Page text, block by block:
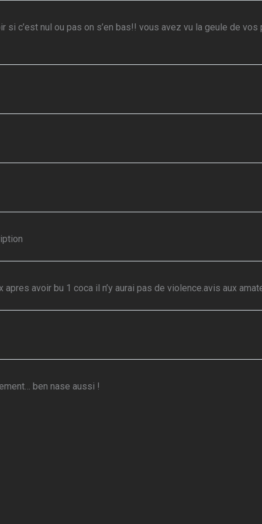
si c’est nul ou pas on s’en bas!! vous avez vu la geule de
avoir bu 1 coca il n’y aurai pas de violence.avis aux
ben nase aussi !